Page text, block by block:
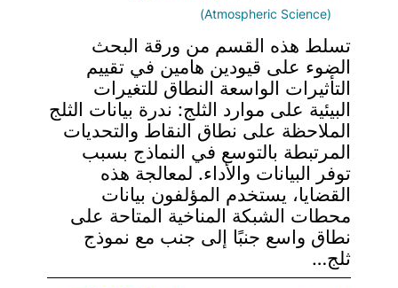
(Atmospheric Science)
تسلط هذه القسم من ورقة البحث
الضوء على قيودين هامين في تقييم
التأثيرات الواسعة النطاق للتغيرات
البيئية على موارد الثلج: ندرة بيانات الثلج
الملاحظة على نطاق النقاط والتحديات
المرتبطة بالتوسع في النماذج بسبب
توفر البيانات والأداء. لمعالجة هذه
القضايا، يستخدم المؤلفون بيانات
محطات الشبكة المناخية المتاحة على
نطاق واسع جنبًا إلى جنب مع نموذج
ثلج…